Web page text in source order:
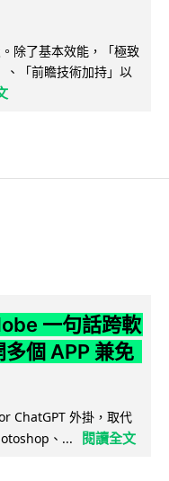
除了基本效能，「極致
「前瞻技術加持」以
一句話跨軟
個 APP 兼免
ChatGPT 外掛，取代
、...
閱讀全文